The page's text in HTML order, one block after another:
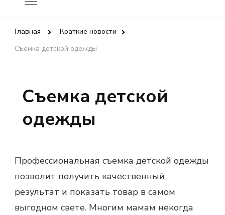
Главная
Краткие новости
Съемка детской одежды
Съемка детской
одежды
Профессиональная съемка детской одежды
позволит получить качественный
результат и показать товар в самом
выгодном свете. Многим мамам некогда